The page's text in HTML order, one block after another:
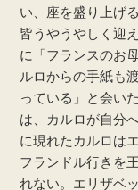
い、座を盛り上げ
皆うやうやしく迎
に「フランスのお
ルロからの手紙も
っている」と会い
は、カルロが自分
に現れたカルロは
フランドル行きを
れない。エリザベ